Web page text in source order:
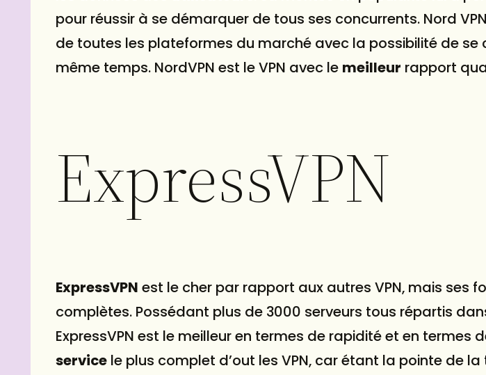
pour réussir à se démarquer de tous ses concurrents. Nord
de toutes les plateformes du marché avec la possibilité de se
même temps. NordVPN est le VPN avec le meilleur rapport
ExpressVPN
ExpressVPN est le cher par rapport aux autres VPN, mais ses
complètes. Possédant plus de 3000 serveurs tous répartis
ExpressVPN est le meilleur en termes de rapidité et en termes
service le plus complet d’out les VPN, car étant la pointe de